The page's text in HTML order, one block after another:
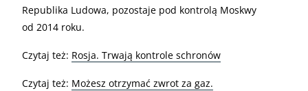
Republika Ludowa, pozostaje pod kontrolą Moskwy
od 2014 roku.
Czytaj też: Rosja. Trwają kontrole schronów
Czytaj też: Możesz otrzymać zwrot za gaz.